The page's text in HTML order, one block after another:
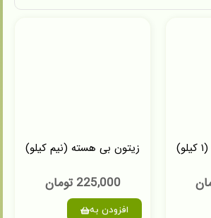
زیتون بی هسته (نیم کیلو)
225,000 تومان
افزودن به